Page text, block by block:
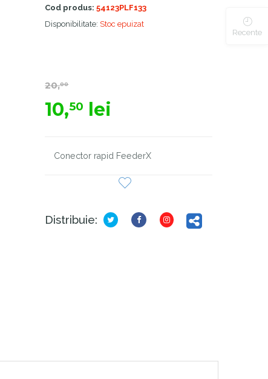
Cod produs:54123PLF133
Disponibilitate: Stoc epuizat
20,00
10,50 lei
Conector rapid FeederX
Distribuie:
Recente